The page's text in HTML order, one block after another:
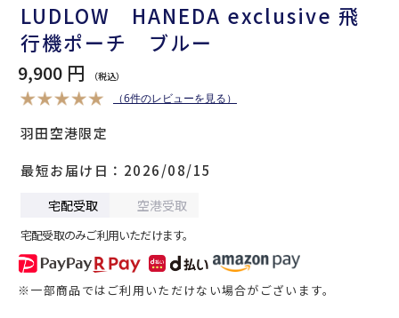
LUDLOW HANEDA exclusive 飛
行機ポーチ ブルー
羽田空港限定
9,900 円
（6件のレビューを見る）
最短お届け日 2026/08/15
宅配受取 空港受取
宅配受取のみご利用いただけます。
※一部商品ではご利用いただけない場合がございます。